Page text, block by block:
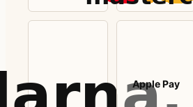
Apple Pay